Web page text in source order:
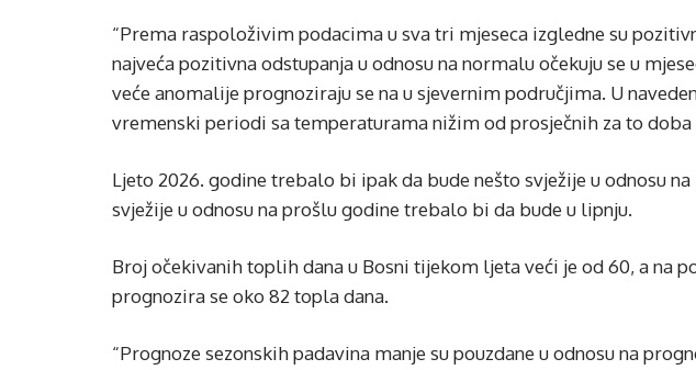
“Prema raspoloživim podacima u sva tri mjeseca izgledne su
najveća pozitivna odstupanja u odnosu na normalu očekuju se u
veće anomalije prognoziraju se na u sjevernim područjima. U
vremenski periodi sa temperaturama nižim od prosječnih za to doba
Ljeto 2026. godine trebalo bi ipak da bude nešto svježije u odnosu
svježije u odnosu na prošlu godine trebalo bi da bude u lipnju.
Broj očekivanih toplih dana u Bosni tijekom ljeta veći je od 60, a na
prognozira se oko 82 topla dana.
“Prognoze sezonskih padavina manje su pouzdane u odnosu na